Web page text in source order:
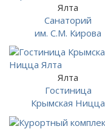
Ялта
Санаторий
им. С.М. Кирова
Ялта
Гостиница
Крымская Ницца